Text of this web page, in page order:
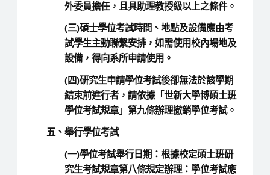
外委員擔任，且具助理教授級以上之條件。
(三)碩士學位考試時間、地點及設備應由考
試學生主動聯繫安排，如需使用校內場地及
設備，得向系所申請使用。
(四)研究生申請學位考試後卻無法於該學期
結束前進行者，請依據「世新大學博碩士班
學位考試規章」第九條辦理撤銷學位考試。
五、舉行學位考試
(一)學位考試舉行日期：根據校定碩士班研
究生考試規章第八條規定辦理：學位考試應